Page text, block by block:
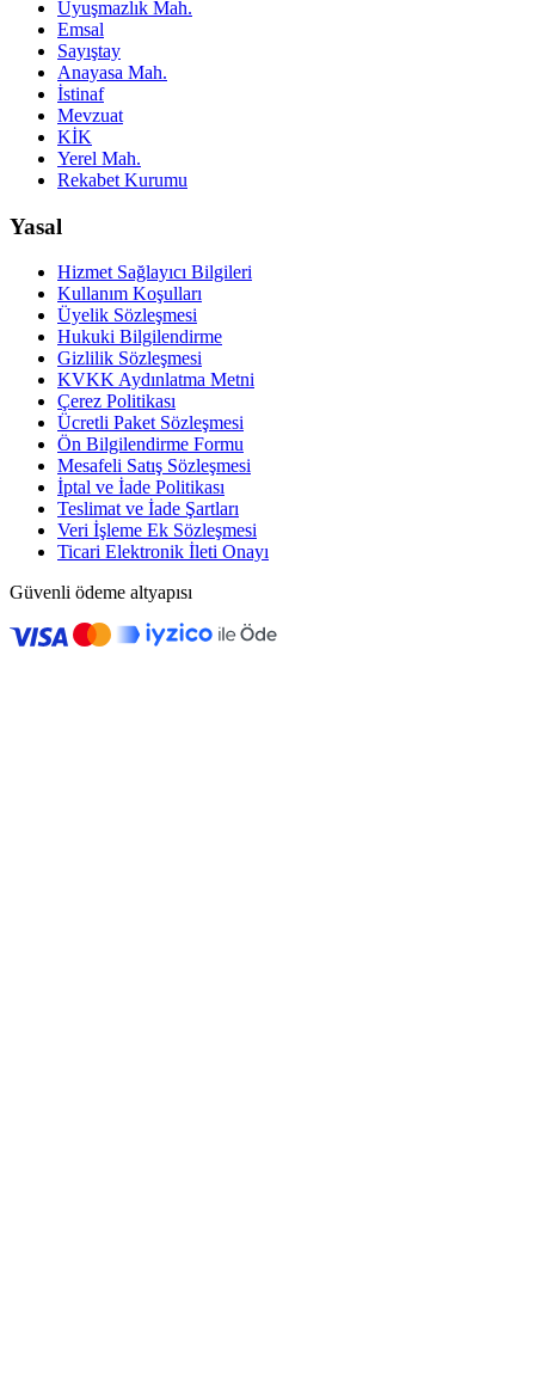
Uyuşmazlık Mah.
Emsal
Sayıştay
Anayasa Mah.
İstinaf
Mevzuat
KİK
Yerel Mah.
Rekabet Kurumu
Yasal
Hizmet Sağlayıcı Bilgileri
Kullanım Koşulları
Üyelik Sözleşmesi
Hukuki Bilgilendirme
Gizlilik Sözleşmesi
KVKK Aydınlatma Metni
Çerez Politikası
Ücretli Paket Sözleşmesi
Ön Bilgilendirme Formu
Mesafeli Satış Sözleşmesi
İptal ve İade Politikası
Teslimat ve İade Şartları
Veri İşleme Ek Sözleşmesi
Ticari Elektronik İleti Onayı
Güvenli ödeme altyapısı